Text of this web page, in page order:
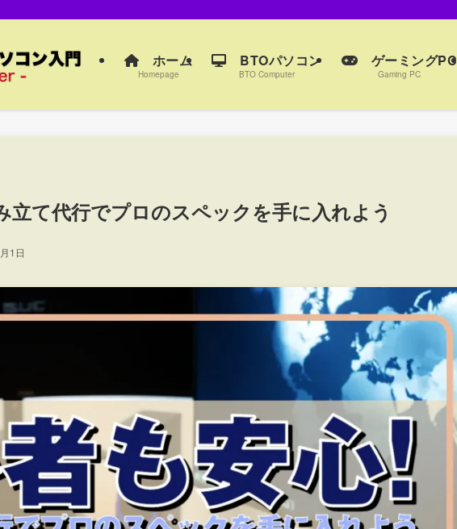
ホーム
Homepage
BTOパソコン
BTO Computer
ゲーミングPC
Gaming PC
立て代行でプロのスペックを手に入れよう
1日